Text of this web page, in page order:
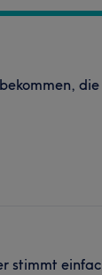
die
stimmt